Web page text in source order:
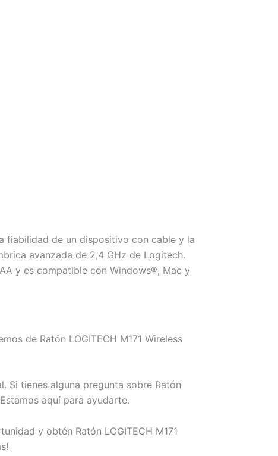
fiabilidad de un dispositivo con cable y la
avanzada de 2,4 GHz de Logitech.
y es compatible con Windows®, Mac y
de Ratón LOGITECH M171 Wireless
tienes alguna pregunta sobre Ratón
aquí para ayudarte.
y obtén Ratón LOGITECH M171